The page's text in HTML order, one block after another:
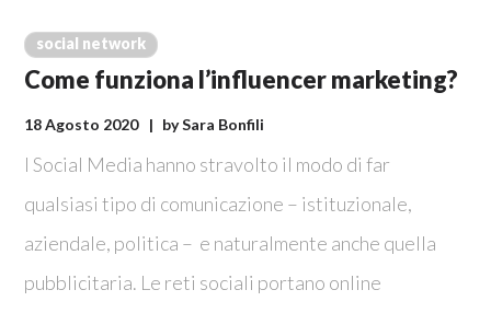
social network
Come funziona l’influencer marketing?
18 Agosto 2020 bySara Bonfili
I Social Media hanno stravolto il modo di far
qualsiasi tipo di comunicazione – istituzionale,
aziendale, politica – e naturalmente anche quella
pubblicitaria. Le reti sociali portano online